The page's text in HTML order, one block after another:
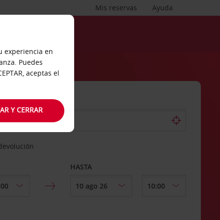
Ayuda
Mis reservas
HASTA
experiencia en
Puedes
aceptas el
Y CERRAR